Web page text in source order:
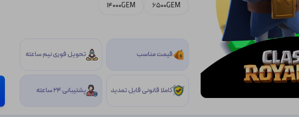
6500GEM
14000GEM
قیمت مناسب تحویل فوری نیم ساعته
کاملا قانونی قابل تمدید پشتیبانی 24 ساعته